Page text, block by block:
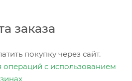
заказа
покупку через сайт.
с использованием